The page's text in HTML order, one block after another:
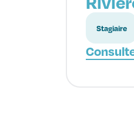
Stagiaire